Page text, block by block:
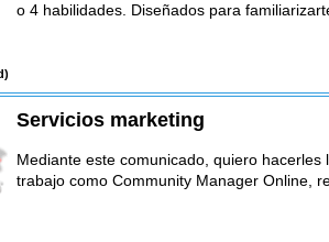
o 4 habilidades. Diseñados para
Servicios marketing
Mediante este comunicado, quiero hacerles
trabajo como Community Manager Online,